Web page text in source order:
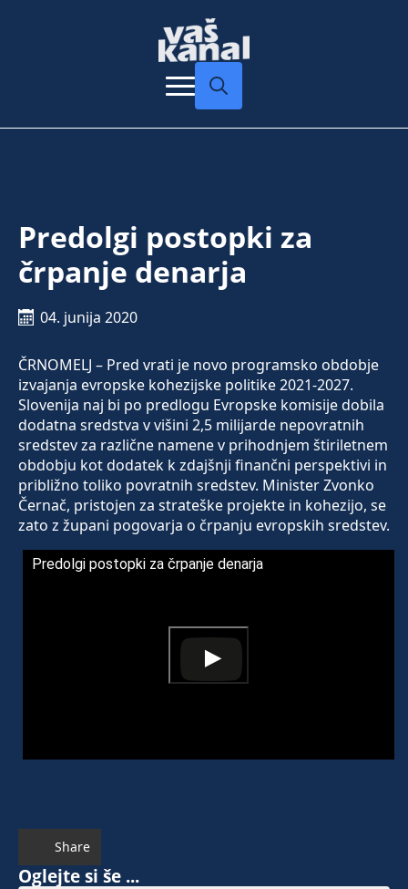
Predolgi postopki za
črpanje denarja
04. junija 2020
ČRNOMELJ – Pred vrati je novo programsko obdobje
izvajanja evropske kohezijske politike 2021-2027.
Slovenija naj bi po predlogu Evropske komisije dobila
dodatna sredstva v višini 2,5 milijarde nepovratnih
sredstev za različne namene v prihodnjem štiriletnem
obdobju kot dodatek k zdajšnji finančni perspektivi in
približno toliko povratnih sredstev. Minister Zvonko
Černač, pristojen za strateške projekte in kohezijo, se
zato z župani pogovarja o črpanju evropskih sredstev.
Predolgi postopki za črpanje denarja
Share
Oglejte si še ...